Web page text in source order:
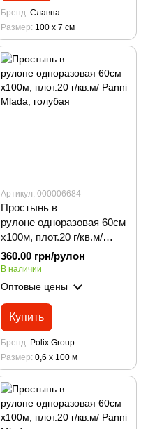
Бренд Славна
Размер 100 х 7 см
Артикул: 000006684
Простынь в
рулоне одноразовая 60см
х100м, плот.20 г/кв.м/
Panni Mladа, голубая
360.00 грн/рулон
В наличии
Оптовые цены
Купить
Бренд Polix Group
Размер 0,6 х 100 м